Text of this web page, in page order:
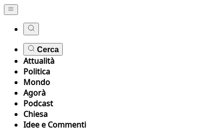
Cerca
Attualità
Politica
Mondo
Agorà
Podcast
Chiesa
Idee e Commenti